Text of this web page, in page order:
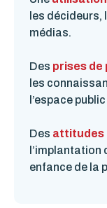
les décideurs,
médias.
Des prises de
les
l’espace
Des attitudes
enfance de la